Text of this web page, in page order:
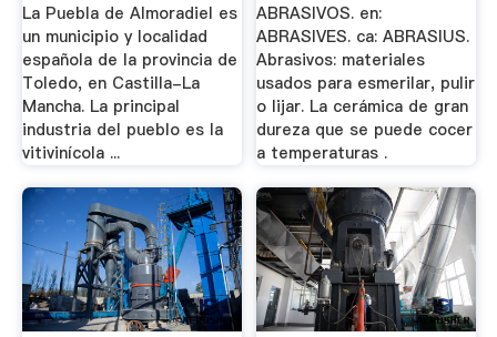
La Puebla de Almoradiel es
un municipio y localidad
española de la provincia de
Toledo, en Castilla-La
Mancha. La principal
industria del pueblo es la
vitivinícola ...
ABRASIVOS. en:
ABRASIVES. ca: ABRASIUS.
Abrasivos: materiales
usados para esmerilar, pulir
o lijar. La cerámica de gran
dureza que se puede cocer
a temperaturas .